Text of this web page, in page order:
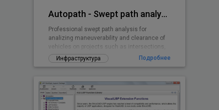
Autopath - Swept path analysis
Professional swept path analysis for
analizing maneuverability and clearance of
vehicles on projects such as intersections,
roundabouts, parking lots, ...
Инфраструктура Подробнее